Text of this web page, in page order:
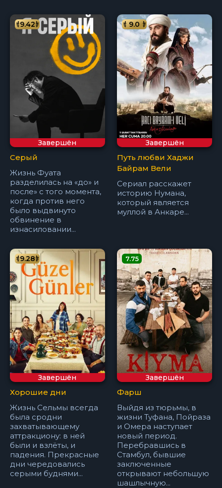
Завершён
9.42
Серый
Жизнь Фуата
разделилась на «до» и
после» с того момента,
когда против него
было выдвинуто
обвинение в
изнасиловании...
Завершён
9.0
Путь любви Хаджи
Байрам Вели
Сериал расскажет
историю Нумана,
который является
муллой в Анкаре...
Завершён
9.28
Хорошие дни
Жизнь Сельмы всегда
была сродни
захватывающему
аттракциону: в ней
были и взлёты, и
падения. Прекрасные
дни чередовались
серыми буднями...
Завершён
7.75
Фарш
Выйдя из тюрьмы, в
жизни Туфана, Пойраза
и Омера наступает
новый период.
Перебравшись в
Стамбул, бывшие
заключенные
открывают небольшую
шашлычную...